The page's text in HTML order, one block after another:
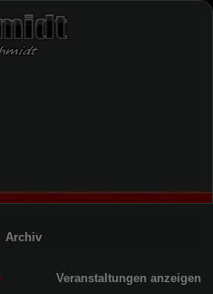
Archiv
Veranstaltungen anzeigen